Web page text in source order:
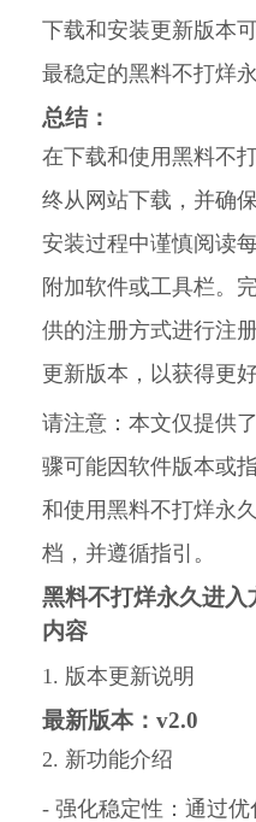
下载和安装更新版本
最稳定的黑料不打烊
总结：
在下载和使用黑料不
终从网站下载，并确
安装过程中谨慎阅读
附加软件或工具栏。
供的注册方式进行注
更新版本，以获得更
请注意：本文仅提供
骤可能因软件版本或
和使用黑料不打烊永
档，并遵循指引。
黑料不打烊永久进
内容
1. 版本更新说明
最新版本：v2.0
2. 新功能介绍
- 强化稳定性：通过